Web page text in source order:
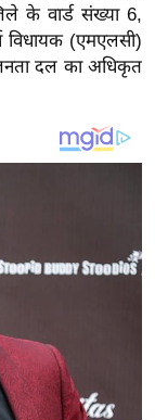
के वार्ड संख्या 6,
विधायक (एमएलसी)
जनता दल का अधिकृत